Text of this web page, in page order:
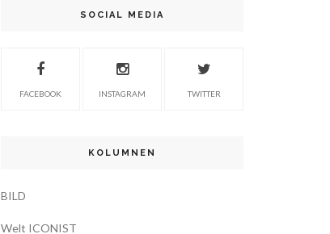
SOCIAL MEDIA
FACEBOOK INSTAGRAM TWITTER
KOLUMNEN
BILD
Welt ICONIST